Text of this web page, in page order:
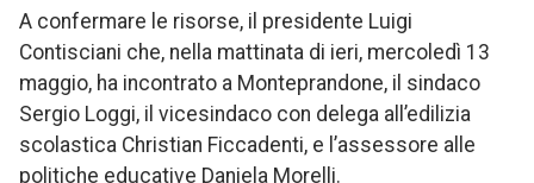
A confermare le risorse, il presidente Luigi
Contisciani che, nella mattinata di ieri, mercoledì 13
maggio, ha incontrato a Monteprandone, il sindaco
Sergio Loggi, il vicesindaco con delega all’edilizia
scolastica Christian Ficcadenti, e l’assessore alle
politiche educative Daniela Morelli.